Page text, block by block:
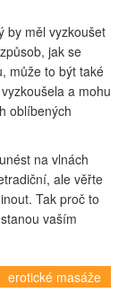
by měl vyzkoušet
jak se
může to být také
a mohu
oblíbených
na vlnách
ale věřte
Tak proč to
vaším
erotické masáže